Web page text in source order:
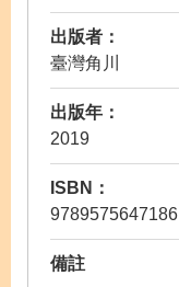
出版者：
臺灣角川
出版年：
2019
ISBN：
9789575647186
備註